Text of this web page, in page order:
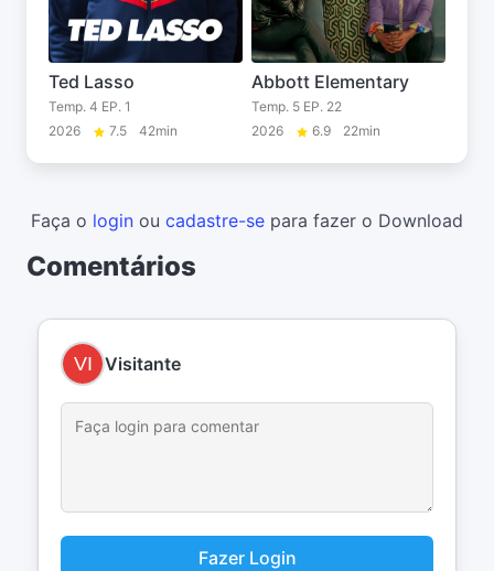
Ted Lasso
Temp. 4 EP. 1
2026
7.5 42min
Abbott Elementary
Temp. 5 EP. 22
2026
6.9 22min
Faça o login ou cadastre-se para fazer o Download
Comentários
Visitante
Fazer Login